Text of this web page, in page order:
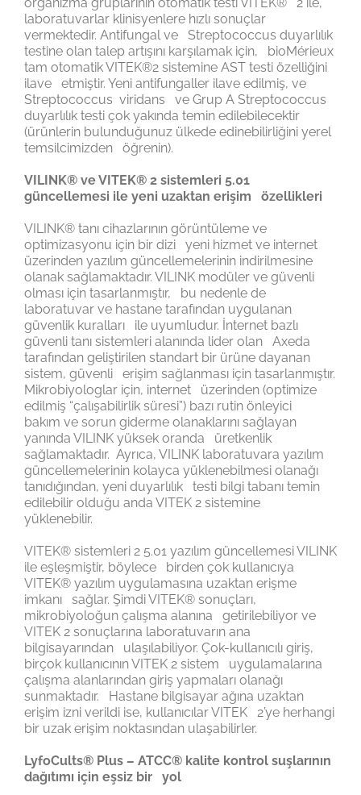
laboratuvarlar klinisyenlere hızlı sonuçlar
vermektedir. Antifungal ve Streptococcus duyarlılık
testine olan talep artışını karşılamak için, bioMérieux
tam otomatik VITEK®2 sistemine AST testi özelliğini
ilave etmiştir. Yeni antifungaller ilave edilmiş, ve
Streptococcus viridans ve Grup A Streptococcus
duyarlılık testi çok yakında temin edilebilecektir
(ürünlerin bulunduğunuz ülkede edinebilirliğini yerel
temsilcimizden öğrenin).
VILINK® ve VITEK® 2 sistemleri 5.01
güncellemesi ile yeni uzaktan erişim özellikleri
VILINK® tanı cihazlarının görüntüleme ve
optimizasyonu için bir dizi yeni hizmet ve internet
üzerinden yazılım güncellemelerinin indirilmesine
olanak sağlamaktadır. VILINK modüler ve güvenli
olması için tasarlanmıştır, bu nedenle de
laboratuvar ve hastane tarafından uygulanan
güvenlik kuralları ile uyumludur. İnternet bazlı
güvenli tanı sistemleri alanında lider olan Axeda
tarafından geliştirilen standart bir ürüne dayanan
sistem, güvenli erişim sağlanması için tasarlanmıştır.
Mikrobiyologlar için, internet üzerinden (optimize
edilmiş “çalışabilirlik süresi”) bazı rutin önleyici
bakım ve sorun giderme olanaklarını sağlayan
yanında VILINK yüksek oranda üretkenlik
sağlamaktadır. Ayrıca, VILINK laboratuvara yazılım
güncellemelerinin kolayca yüklenebilmesi olanağı
tanıdığından, yeni duyarlılık testi bilgi tabanı temin
edilebilir olduğu anda VITEK 2 sistemine
yüklenebilir.
VITEK® sistemleri 2 5.01 yazılım güncellemesi VILINK
ile eşleşmiştir, böylece birden çok kullanıcıya
VITEK® yazılım uygulamasına uzaktan erişme
imkanı sağlar. Şimdi VITEK® sonuçları,
mikrobiyoloğun çalışma alanına getirilebiliyor ve
VITEK 2 sonuçlarına laboratuvarın ana
bilgisayarından ulaşılabiliyor. Çok-kullanıcılı giriş,
birçok kullanıcının VITEK 2 sistem uygulamalarına
çalışma alanlarından giriş yapmaları olanağı
sunmaktadır. Hastane bilgisayar ağına uzaktan
erişim izni verildi ise, kullanıcılar VITEK 2’ye herhangi
bir uzak erişim noktasından ulaşabilirler.
LyfoCults® Plus – ATCC® kalite kontrol suşlarının
dağıtımı için eşsiz bir yol